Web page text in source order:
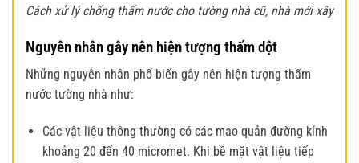
Cách xử lý chống thấm nước cho tường nhà cũ, nhà mới xây
Nguyên nhân gây nên hiện tượng thấm dột
Những nguyên nhân phổ biến gây nên hiện tượng thấm
nước tường nhà như:
Các vật liệu thông thường có các mao quản đường kính
khoảng 20 đến 40 micromet. Khi bề mặt vật liệu tiếp